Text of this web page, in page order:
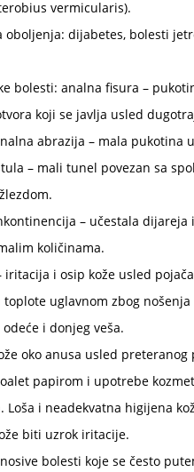
vermicularis).
oboljenja: dijabetes, bolesti
bolesti: analna fisura –
koji se javlja usled
abrazija – mala pukotina
– mali tunel povezan sa
– učestala dijareja
količinama.
iritacija i osip kože usled
uglavnom zbog nošenja
i donjeg veša.
oko anusa usled preteranog
papirom i upotrebe
Loša i neadekvatna higijena
biti uzrok iritacije.
bolesti koje se često